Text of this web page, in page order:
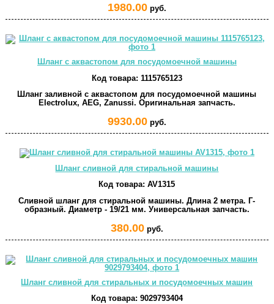
1980.00руб.
Шланг с аквастопом для посудомоечной машины
Код товара: 1115765123
Шланг заливной с аквастопом для посудомоечной машины
Electrolux, AEG, Zanussi. Оригинальная запчасть.
9930.00руб.
Шланг сливной для стиральной машины
Код товара: AV1315
Сливной шланг для стиральной машины. Длина 2 метра. Г-
образный. Диаметр - 19/21 мм. Универсальная запчасть.
380.00руб.
Шланг сливной для стиральных и посудомоечных машин
Код товара: 9029793404